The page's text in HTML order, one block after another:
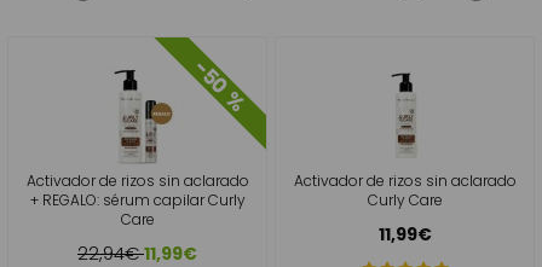
-50 %
Activador de rizos sin aclarado
+ REGALO: sérum capilar Curly
Care
22,94€11,99€
Activador de rizos sin aclarado
Curly Care
11,99€